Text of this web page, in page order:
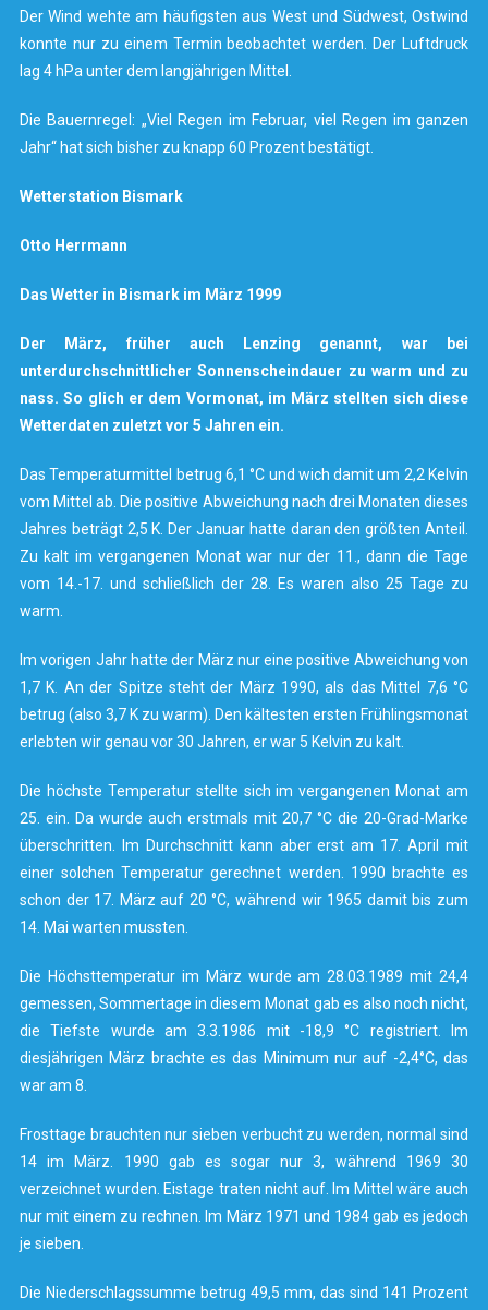
Der Wind wehte am häufigsten aus West und Südwest, Ostwind
konnte nur zu einem Termin beobachtet werden. Der Luftdruck
lag 4 hPa unter dem langjährigen Mittel.
Die Bauernregel: „Viel Regen im Februar, viel Regen im ganzen
Jahr“ hat sich bisher zu knapp 60 Prozent bestätigt.
Wetterstation Bismark
Otto Herrmann
Das Wetter in Bismark im März 1999
Der März, früher auch Lenzing genannt, war bei
unterdurchschnittlicher Sonnenscheindauer zu warm und zu
nass. So glich er dem Vormonat, im März stellten sich diese
Wetterdaten zuletzt vor 5 Jahren ein.
Das Temperaturmittel betrug 6,1 °C und wich damit um 2,2 Kelvin
vom Mittel ab. Die positive Abweichung nach drei Monaten dieses
Jahres beträgt 2,5 K. Der Januar hatte daran den größten Anteil.
Zu kalt im vergangenen Monat war nur der 11., dann die Tage
vom 14.-17. und schließlich der 28. Es waren also 25 Tage zu
warm.
Im vorigen Jahr hatte der März nur eine positive Abweichung von
1,7 K. An der Spitze steht der März 1990, als das Mittel 7,6 °C
betrug (also 3,7 K zu warm). Den kältesten ersten Frühlingsmonat
erlebten wir genau vor 30 Jahren, er war 5 Kelvin zu kalt.
Die höchste Temperatur stellte sich im vergangenen Monat am
25. ein. Da wurde auch erstmals mit 20,7 °C die 20-Grad-Marke
überschritten. Im Durchschnitt kann aber erst am 17. April mit
einer solchen Temperatur gerechnet werden. 1990 brachte es
schon der 17. März auf 20 °C, während wir 1965 damit bis zum
14. Mai warten mussten.
Die Höchsttemperatur im März wurde am 28.03.1989 mit 24,4
gemessen, Sommertage in diesem Monat gab es also noch nicht,
die Tiefste wurde am 3.3.1986 mit -18,9 °C registriert. Im
diesjährigen März brachte es das Minimum nur auf -2,4°C, das
war am 8.
Frosttage brauchten nur sieben verbucht zu werden, normal sind
14 im März. 1990 gab es sogar nur 3, während 1969 30
verzeichnet wurden. Eistage traten nicht auf. Im Mittel wäre auch
nur mit einem zu rechnen. Im März 1971 und 1984 gab es jedoch
je sieben.
Die Niederschlagssumme betrug 49,5 mm, das sind 141 Prozent